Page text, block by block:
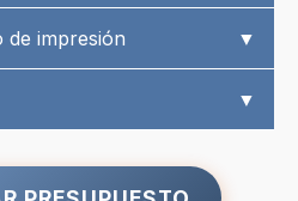
de impresión ▼
▼